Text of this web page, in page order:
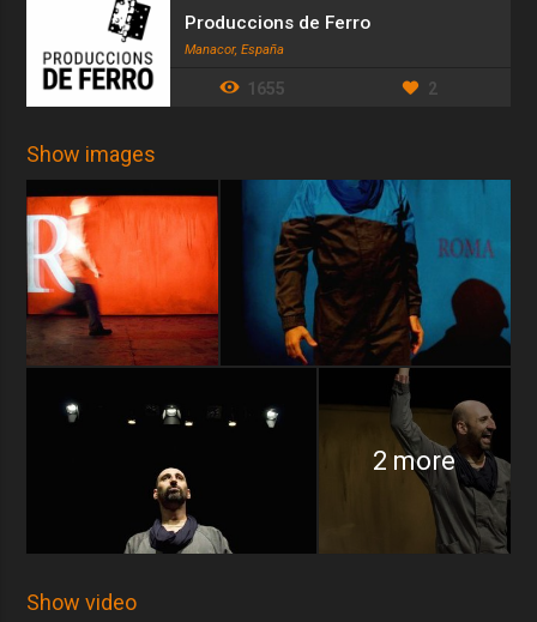
Produccions de Ferro
Manacor, España
1655 2
Show images
2 more
Show video